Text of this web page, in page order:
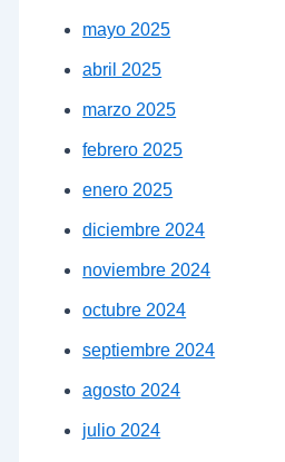
mayo 2025
abril 2025
marzo 2025
febrero 2025
enero 2025
diciembre 2024
noviembre 2024
octubre 2024
septiembre 2024
agosto 2024
julio 2024